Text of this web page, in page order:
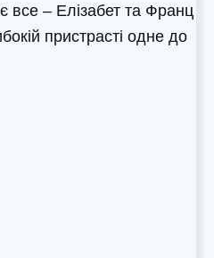
все – Елізабет та Франц
пристрасті одне до